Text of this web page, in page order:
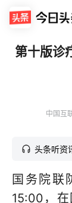
第十版诊
头条听资
国务院联
15:00，